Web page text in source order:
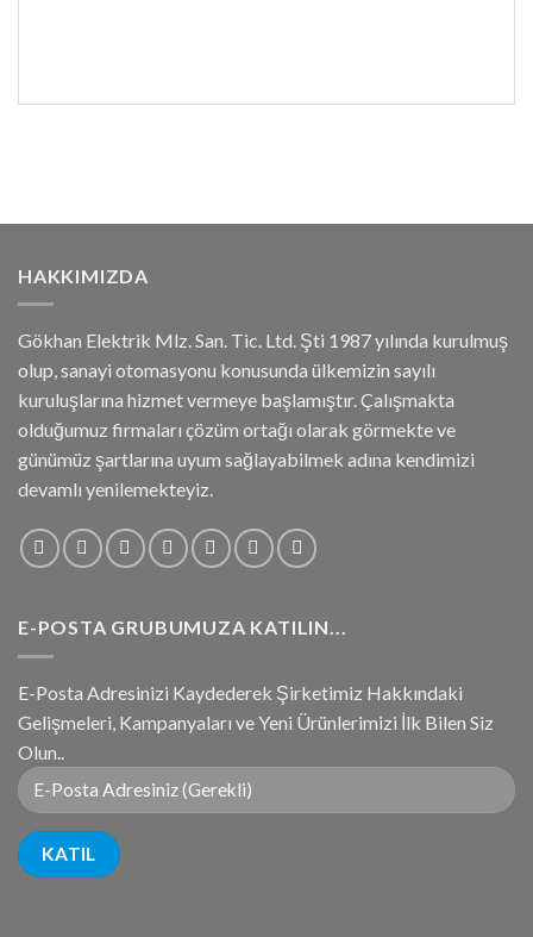
HAKKIMIZDA
Gökhan Elektrik Mlz. San. Tic. Ltd. Şti 1987 yılında kurulmuş
olup, sanayi otomasyonu konusunda ülkemizin sayılı
kuruluşlarına hizmet vermeye başlamıştır. Çalışmakta
olduğumuz firmaları çözüm ortağı olarak görmekte ve
günümüz şartlarına uyum sağlayabilmek adına kendimizi
devamlı yenilemekteyiz.
E-POSTA GRUBUMUZA KATILIN...
E-Posta Adresinizi Kaydederek Şirketimiz Hakkındaki
Gelişmeleri, Kampanyaları ve Yeni Ürünlerimizi İlk Bilen Siz
Olun..